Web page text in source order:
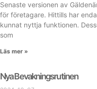
Senaste versionen av
för företagare. Hittills har
kunnat nyttja funktionen.
som
Läs mer »
Nya Bevakningsrutinen